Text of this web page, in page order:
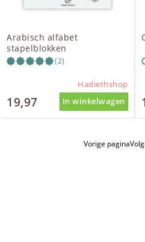
Arabisch alfabet
stapelblokken
(2)
Hadiethshop
19,97 In winkelwagen
Vorige pagina